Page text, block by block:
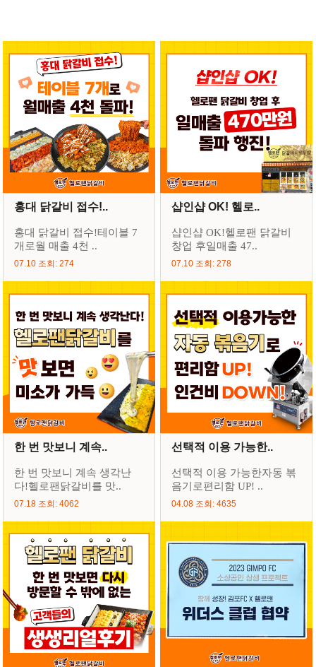
홍대 닭갈비 접수!..
홍대 닭갈비 접수!테이블 7
개로월 매출 4천 ..
07.10 조회: 274
샵인샵 OK! 헬로..
샵인샵 OK!헬로팬 닭갈비
창업 후일매출 47..
07.10 조회: 278
한 번 맛보니 계속..
한 번 맛보니 계속 생각난
다!헬로팬닭갈비를 맛..
07.18 조회: 4062
선택적 이용 가능한..
선택적 이용 가능한자동 볶
음기로편리함 UP! ..
04.08 조회: 4635